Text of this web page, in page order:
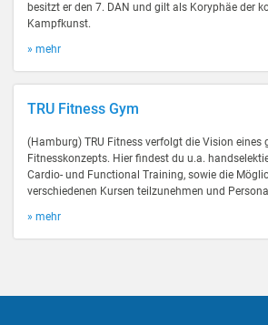
besitzt er den 7. DAN und gilt als Koryphäe der
Kampfkunst.
» mehr
TRU Fitness Gym
(Hamburg) TRU Fitness verfolgt die Vision eines
Fitnesskonzepts. Hier findest du u.a.
Cardio- und Functional Training, sowie die
verschiedenen Kursen teilzunehmen und
» mehr